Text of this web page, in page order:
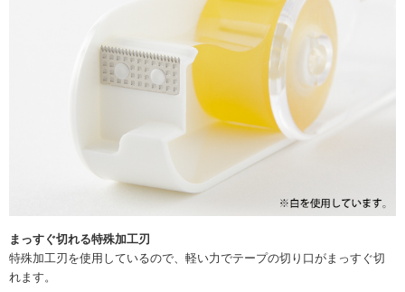
まっすぐ切れる特殊加工刃
特殊加工刃を使用しているので、軽い力でテープの切り口がまっすぐ切
れます。